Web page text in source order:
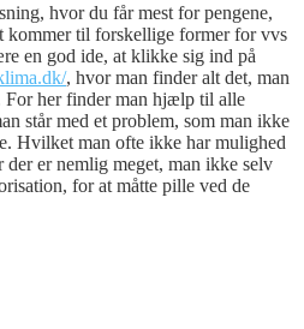
hvor du får mest for pengene,
kommer til forskellige former for vvs
en god ide, at klikke sig ind på
, hvor man finder alt det, man
For her finder man hjælp til alle
står med et problem, som man ikke
Hvilket man ofte ikke har mulighed
der er nemlig meget, man ikke selv
for at måtte pille ved de